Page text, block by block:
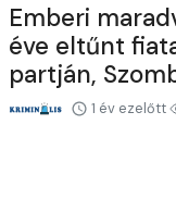
Emberi
éve eltűnt
partján,
1 év ezelőtt